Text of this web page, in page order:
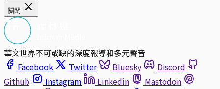
關閉
華文世界不可或缺的深度報導和多元聲音
Facebook
Twitter Bluesky
Discord
Github
Instagram Linkedin
Mastodon